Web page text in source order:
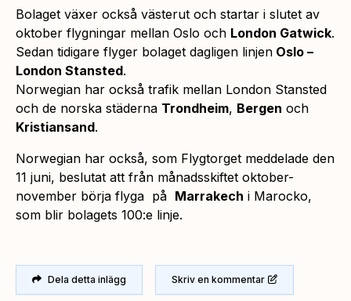
Bolaget växer också västerut och startar i slutet av
oktober flygningar mellan Oslo och London Gatwick.
Sedan tidigare flyger bolaget dagligen linjen Oslo –
London Stansted.
Norwegian har också trafik mellan London Stansted
och de norska städerna Trondheim, Bergen och
Kristiansand.
Norwegian har också, som Flygtorget meddelade den
11 juni, beslutat att från månadsskiftet oktober-
november börja flyga på Marrakech i Marocko,
som blir bolagets 100:e linje.
Dela detta inlägg Skriv en kommentar